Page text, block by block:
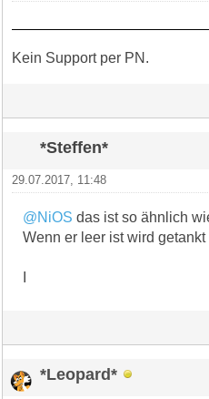
Kein Support per PN.
*Steffen*
29.07.2017, 11:48
@NiOS das ist so ähnlich
Wenn er leer ist wird getankt
*Leopard*